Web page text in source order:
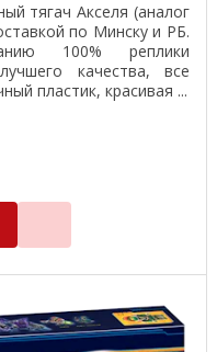
тягач Акселя (аналог
по Минску и РБ.
100% реплики
качества, все
пластик, красивая ...